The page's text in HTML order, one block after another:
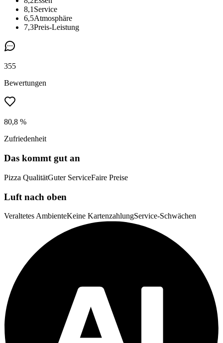
8,1 Service
6,5Atmosphäre
7,3Preis-Leistung
355
Bewertungen
80,8 %
Zufriedenheit
Das kommt gut an
Pizza QualitätGuter ServiceFaire Preise
Luft nach oben
Veraltetes AmbienteKeine KartenzahlungService-Schwächen